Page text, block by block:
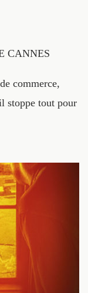
CANNES
commerce,
stoppe tout pour